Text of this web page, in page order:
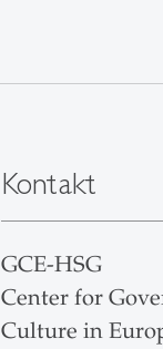
Kontakt
GCE-HSG
Center for
Culture in